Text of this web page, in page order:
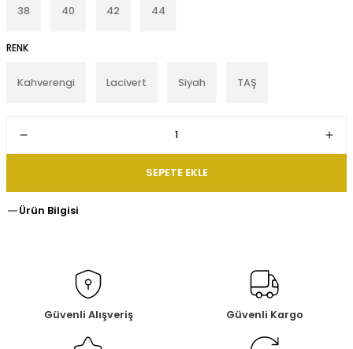
38 40 42 44
RENK
Kahverengi Lacivert Siyah TAŞ
SEPETE EKLE
Ürün Bilgisi
Güvenli Alışveriş Güvenli Kargo